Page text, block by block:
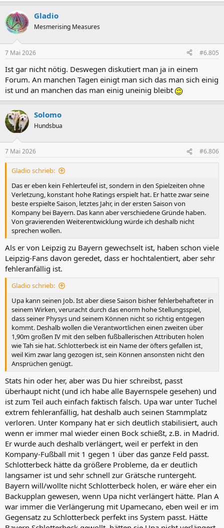
k
t
i
e
:
Gladio
Mesmerising Measures
7 Mai 2026 #6.805
Ist gar nicht nötig. Deswegen diskutiert man ja in einem
Forum. An manchen Tagen einigt man sich das man sich einig
ist und an manchen das man einig uneinig bleibt
Solomo
Hundsbua
7 Mai 2026 #6.806
Gladio schrieb:
Das er eben kein Fehlerteufel ist, sondern in den Spielzeiten ohne
Verletzung, konstant hohe Ratings erspielt hat. Er hatte zwar seine
beste erspielte Saison, letztes Jahr, in der ersten Saison von
Kompany bei Bayern. Das kann aber verschiedene Gründe haben.
Von gravierenden Weiterentwicklung würde ich deshalb nicht
sprechen wollen.
Als er von Leipzig zu Bayern gewechselt ist, haben schon viele
Leipzig-Fans davon geredet, dass er hochtalentiert, aber sehr
fehleranfällig ist.
Gladio schrieb:
Upa kann seinen Job. Ist aber diese Saison bisher fehlerbehafteter in
seinem Wirken, veruracht durch das enorm hohe Stellungsspiel,
dass seiner Physys und seinem Können nicht so richtig entgegen
kommt. Deshalb wollen die Verantwortlichen einen zweiten über
1,90m großen IV mit den selben fußballerischen Attributen holen
wie Tah sie hat. Schlotterbeck ist ein Name der öfters gefallen ist,
weil Kim zwar lang gezogen ist, sein Können ansonsten nicht den
Ansprüchen genügt.
Stats hin oder her, aber was Du hier schreibst, passt
überhaupt nicht (und ich habe alle Bayernspele gesehen) und
ist zum Teil auch einfach faktisch falsch. Upa war unter Tuchel
extrem fehleranfällig, hat deshalb auch seinen Stammplatz
verloren. Unter Kompany hat er sich deutlich stabilisiert, auch
wenn er immer mal wieder einen Bock schießt, z.B. in Madrid.
Er wurde auch deshalb verlängert, weil er perfekt in den
Kompany-Fußball mit 1 gegen 1 über das ganze Feld passt.
Schlotterbeck hätte da größere Probleme, da er deutlich
langsamer ist und sehr schnell zur Grätsche runtergeht.
Bayern will/wollte nicht Schlotterbeck holen, er wäre eher ein
Backupplan gewesen, wenn Upa nicht verlängert hätte. Plan A
war immer die Verlängerung mit Upamecano, eben weil er im
Gegensatz zu Schlotterbeck perfekt ins System passt. Hätte